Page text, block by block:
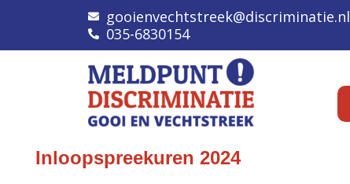
gooienvechtstreek@discriminatie.nl
035-6830154
Inloopspreekuren 2024